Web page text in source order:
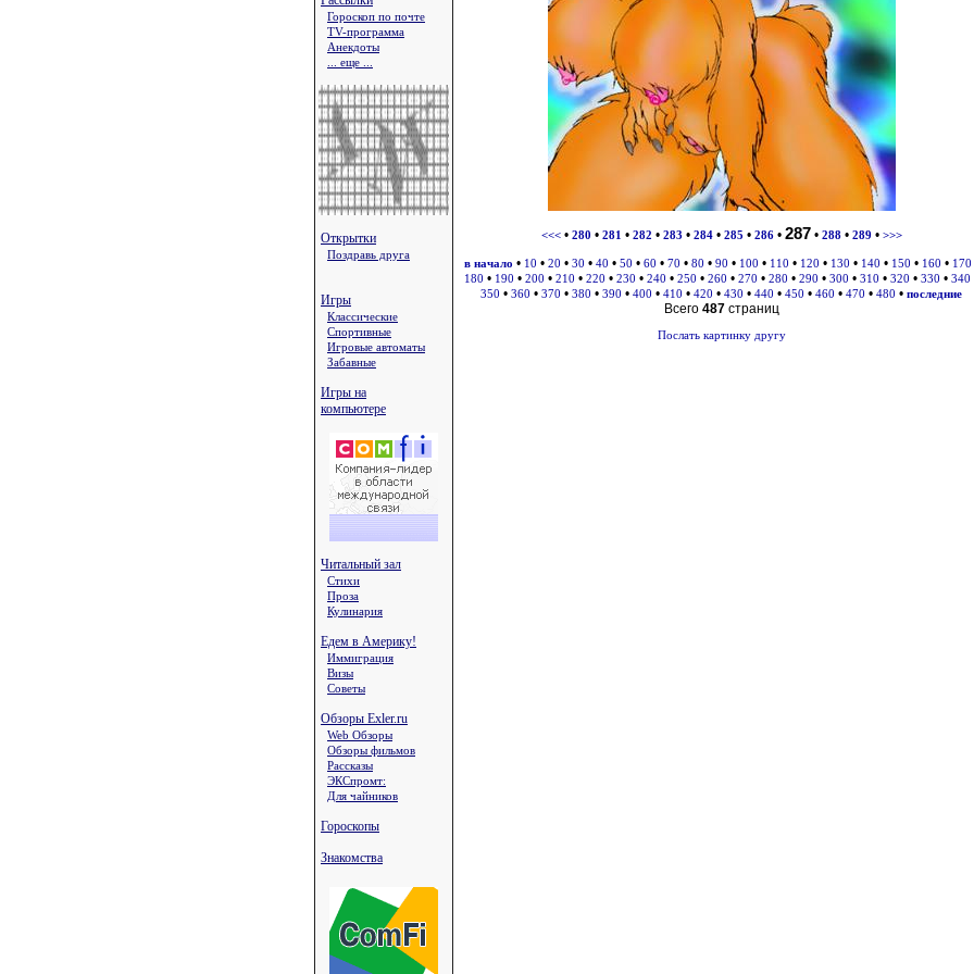
Гороскоп по почте
TV-программа
Анекдоты
... еще ...
Открытки
Поздравь друга
Игры
Классические
Спортивные
Игровые автоматы
Забавные
Игры на
компьютере
Читальный зал
Стихи
Проза
Кулинария
Едем в Америку!
Иммиграция
Визы
Советы
Обзоры Exler.ru
Web Обзоры
Обзоры фильмов
Рассказы
ЭКСпромт:
Для чайников
Гороскопы
Знакомства
<<<• 280 • 281 • 282 • 283 • 284• 285 • 286• 287• 288• 289 • >>>
в начало • 10 • 20 • 30 • 40 • 50 • 60 • 70 • 80 • 90 • 100 • 110 • 120 • 130 • 140 • 150 • 160 • 170
180 • 190 • 200 • 210 • 220 • 230 • 240 • 250 • 260 • 270 • 280 • 290 • 300 • 310 • 320 • 330 • 340
350 • 360 • 370 • 380 • 390 • 400 • 410 • 420 • 430 • 440 • 450 • 460 • 470 • 480 • последние
Всего 487страниц
Послать картинку другу